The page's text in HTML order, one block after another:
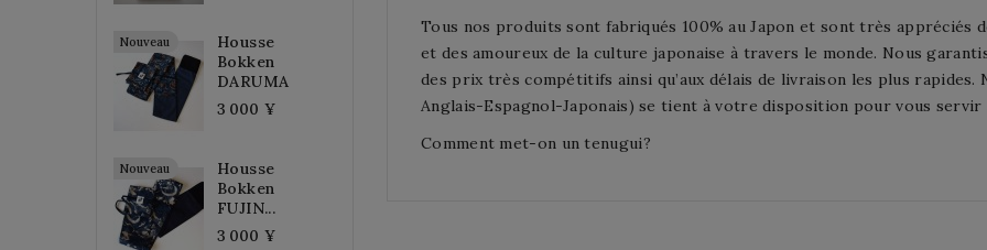
Nouveau
Housse
Bokken
DARUMA
3 000 ¥
Nouveau
Housse
Bokken
FUJIN...
3 000 ¥
Tous nos produits sont fabriqués 100% au Japon et sont très appréciés
et des amoureux de la culture japonaise à travers le monde. Nous
des prix très compétitifs ainsi qu’aux délais de livraison les plus
Anglais-Espagnol-Japonais) se tient à votre disposition pour vous servir
Comment met-on un tenugui?